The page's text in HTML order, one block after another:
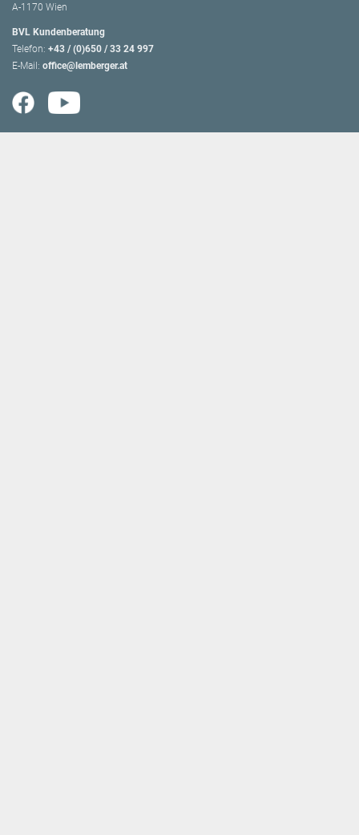
A-1170 Wien
BVL Kundenberatung
Telefon: +43 / (0)650 / 33 24 997
E-Mail: office@lemberger.at